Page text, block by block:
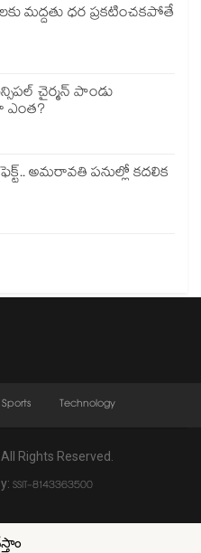
మద్దతు ధర ప్రకటించకపోతే
చైర్మన్ పాండు
ఎంత?
అమరావతి పనుల్లో కదలిక
Sports Technology
Rights Reserved.
SSIT-8143363500